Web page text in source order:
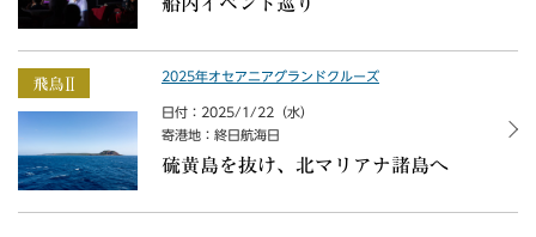
2025年オセアニアグランドクルーズ
日付：2025/1/22（水）
寄港地：終日航海日
硫黄島を抜け、北マリアナ諸島へ